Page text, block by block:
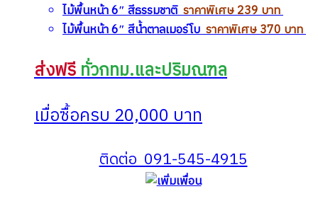
ไม้พื้นหน้า 6″ สีธรรมชาติราคาพิเศษ 239 บาท
ไม้พื้นหน้า 6″ สีน้ำตาลเมอร์โบราคาพิเศษ 370 บาท
ส่งฟรีทั่วกทม.และปริมณฑล
เมื่อซื้อครบ 20,000 บาท
ติดต่อ 091-545-4915